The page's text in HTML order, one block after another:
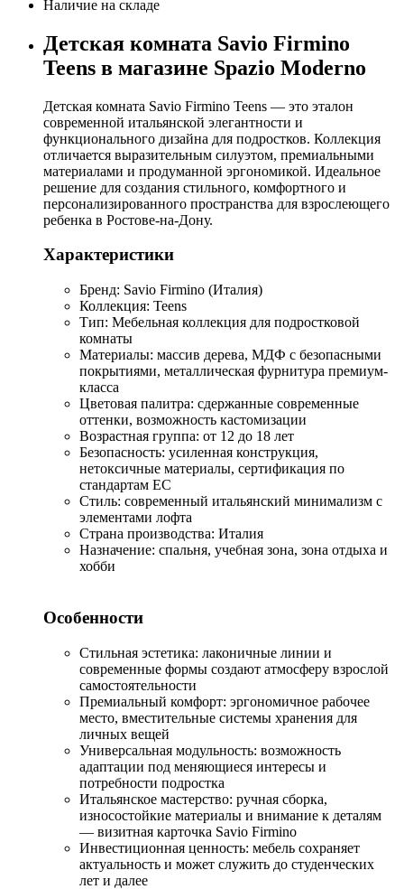
Наличие на складе
Детская комната Savio Firmino
Teens в магазине Spazio Moderno
Детская комната Savio Firmino Teens — это эталон
современной итальянской элегантности и
функционального дизайна для подростков. Коллекция
отличается выразительным силуэтом, премиальными
материалами и продуманной эргономикой. Идеальное
решение для создания стильного, комфортного и
персонализированного пространства для взрослеющего
ребенка в Ростове-на-Дону.
Характеристики
Бренд: Savio Firmino (Италия)
Коллекция: Teens
Тип: Мебельная коллекция для подростковой
комнаты
Материалы: массив дерева, МДФ с безопасными
покрытиями, металлическая фурнитура премиум-
класса
Цветовая палитра: сдержанные современные
оттенки, возможность кастомизации
Возрастная группа: от 12 до 18 лет
Безопасность: усиленная конструкция,
нетоксичные материалы, сертификация по
стандартам ЕС
Стиль: современный итальянский минимализм с
элементами лофта
Страна производства: Италия
Назначение: спальня, учебная зона, зона отдыха и
хобби
Особенности
Стильная эстетика: лаконичные линии и
современные формы создают атмосферу взрослой
самостоятельности
Премиальный комфорт: эргономичное рабочее
место, вместительные системы хранения для
личных вещей
Универсальная модульность: возможность
адаптации под меняющиеся интересы и
потребности подростка
Итальянское мастерство: ручная сборка,
износостойкие материалы и внимание к деталям
— визитная карточка Savio Firmino
Инвестиционная ценность: мебель сохраняет
актуальность и может служить до студенческих
лет и далее